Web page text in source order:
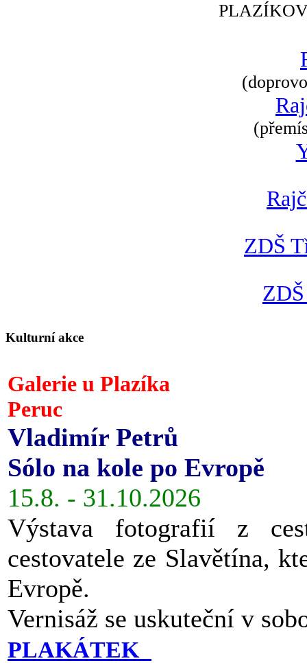
ZDŠ
Kulturní akce
Galerie u Plazíka
Peruc
Vladimír Petrů
Sólo na kole po Evropě
15.8. - 31.10.2026
Výstava fotografií z
cestovatele ze Slavětína,
Evropě.
Vernisáž se uskuteční v
PLAKÁTEK